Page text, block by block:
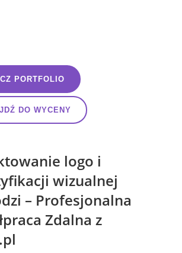
PORTFOLIO
DO WYCENY
logo i
wizualnej
– Profesjonalna
Zdalna z